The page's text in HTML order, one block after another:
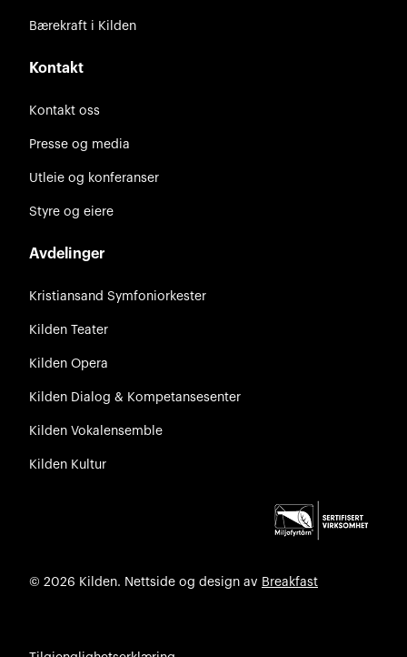
Bærekraft i Kilden
Kontakt
Kontakt oss
Presse og media
Utleie og konferanser
Styre og eiere
Avdelinger
Kristiansand Symfoniorkester
Kilden Teater
Kilden Opera
Kilden Dialog & Kompetansesenter
Kilden Vokalensemble
Kilden Kultur
© 2026 Kilden. Nettside og design av Breakfast